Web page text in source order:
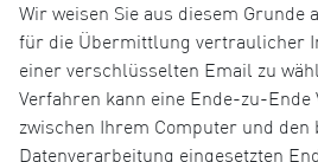
Wir weisen Sie aus diesem
für die Übermittlung vertraulicher
einer verschlüsselten Email zu
Verfahren kann eine Ende-zu-
zwischen Ihrem Computer und den
Datenverarbeitung eingesetzten